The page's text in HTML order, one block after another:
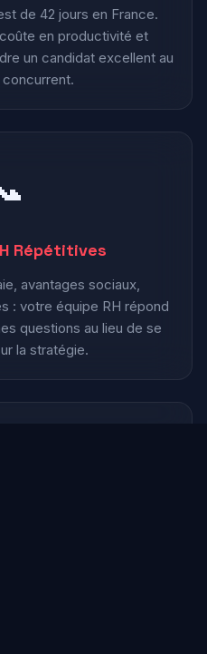
de 42 jours en France.
en productivité et
un candidat excellent au
Répétitives
avantages sociaux,
: votre équipe RH répond
questions au lieu de se
la stratégie.